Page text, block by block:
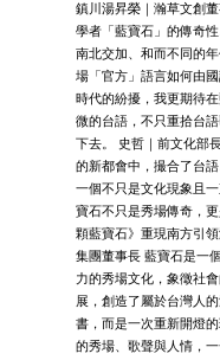
鎮川湯昇榮｜瀚草文創
學者「藍寶石」的傳奇
南北交加、和而不同的
場「官方」語言如何由
時代的紛擾，我更期待
微的台語，不只重拾台
下去。 史哲｜前文化部
的新都會中，撮合了台
一個不只是文化現象且
寶石不只是秀場傳奇，
顆藍寶石》重現南方引
集團董事長 藍寶石是一
力的秀場文化，象徵社
展，創造了屬於台灣人
書，而是一次重新開燈
的秀場、歌聲與人情，